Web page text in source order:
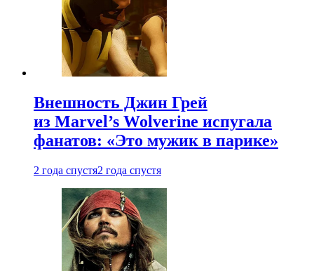
Внешность Джин Грей
из Marvel’s Wolverine испугала
фанатов: «Это мужик в парике»
2 года спустя2 года спустя